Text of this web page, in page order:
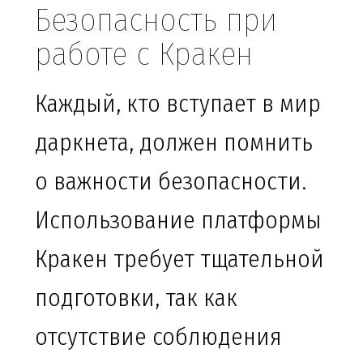
Безопасность при
работе с Кракен
Каждый, кто вступает в мир
даркнета, должен помнить
о важности безопасности.
Использование платформы
Кракен требует тщательной
подготовки, так как
отсутствие соблюдения